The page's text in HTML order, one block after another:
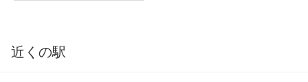
近くの駅